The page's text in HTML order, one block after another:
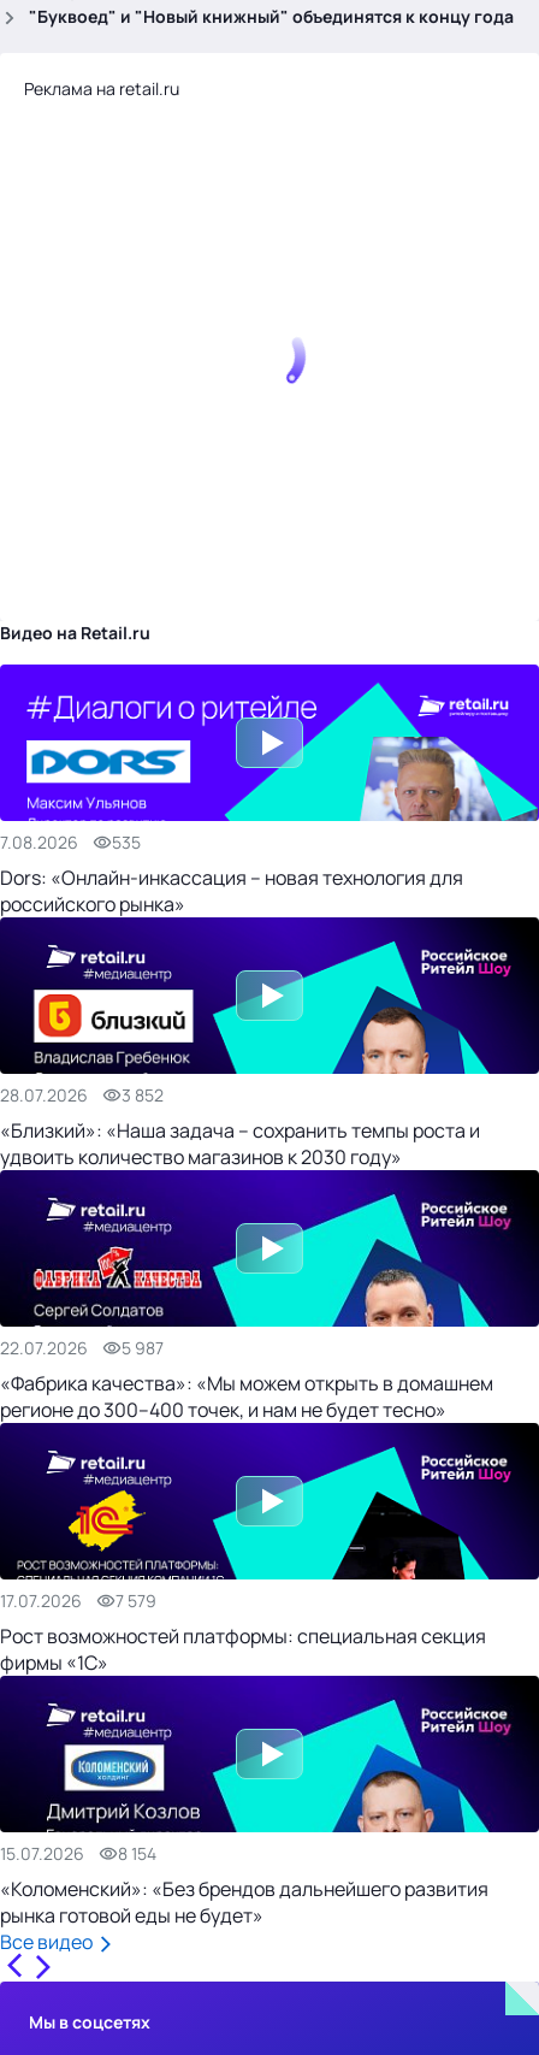
"Буквоед" и "Новый книжный" объединятся к концу года
Реклама на retail.ru
Видео на Retail.ru
7.08.2026 535
Dors: «Онлайн-инкассация – новая технология для
российского рынка»
28.07.2026 3 852
«Близкий»: «Наша задача – сохранить темпы роста и
удвоить количество магазинов к 2030 году»
22.07.2026 5 987
«Фабрика качества»: «Мы можем открыть в домашнем
регионе до 300–400 точек, и нам не будет тесно»
17.07.2026 7 579
Рост возможностей платформы: специальная секция
фирмы «1С»
15.07.2026 8 154
«Коломенский»: «Без брендов дальнейшего развития
рынка готовой еды не будет»
Все видео
Мы в соцсетях